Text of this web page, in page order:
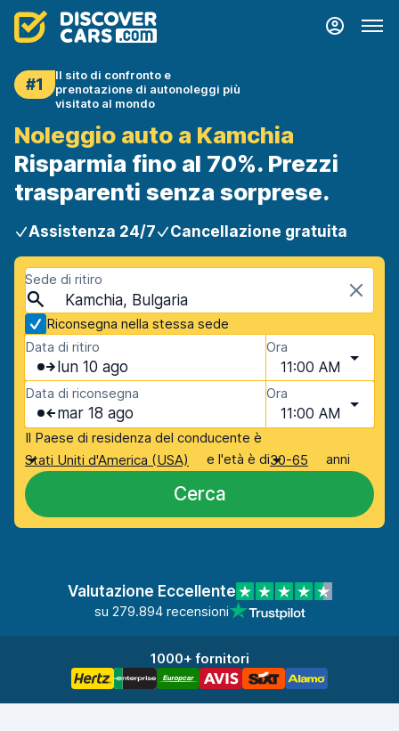
#1
Il sito di confronto e
prenotazione di autonoleggi più
visitato al mondo
Noleggio auto a Kamchia
Risparmia fino al 70%. Prezzi
trasparenti senza sorprese.
Assistenza 24/7 Cancellazione gratuita
Sede di ritiro
Kamchia, Bulgaria
Riconsegna nella stessa sede
Data di ritiro
lun 10 ago
Ora
11:00 AM
Data di riconsegna
mar 18 ago
Ora
11:00 AM
Il Paese di residenza del conducente è
Stati Uniti d'America (USA)
e l'età è di30-65 anni
Cerca
Valutazione Eccellente
su 279.894 recensioni
1000+ fornitori